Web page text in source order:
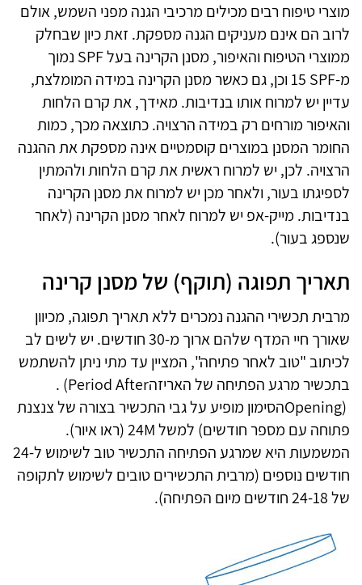
מוצרי טיפוח רבים מכילים מרכיבי הגנה מפני השמש, אולם
לרוב הם אינם מעניקים הגנה מספקת. זאת כיון שבחלק
ממוצרי הטיפוח והאיפור, מסנן הקרינה בעלSPF נמוך
מ-SPF
15 וכן, גם כאשר מסנן הקרינה במידה המומלצת,
עדיין יש למרוח אותו בנדיבות. מאידך, את קרם הלחות
והאיפור מורחים רק במידה הרצויה. כתוצאה מכך, כמות
החומר המסנן במוצרים קוסמטיים אינה מספקת את ההגנה
הרצויה. לכן, יש למרוח ראשית את קרם הלחות ולהמתין
לספיגתו בעור, ולאחר מכן יש למרוח את מסנן הקרינה
בנדיבות. מייק-אפ יש למרוח לאחר מסנן הקרינה (לאחר
שנספג בעור).
תאריך תפוגה (תוקף) של מסנן קרינה
מרבית תכשירי ההגנה נמכרים ללא תאריך תפוגה, מכיוון
שאורך חיי המדף שלהם ארוך מ-30 חודשים. יש לשים לב
לכיתוב "טוב לאחר פתיחה", המציין עד מתי ניתן להשתמש
בתכשיר מרגע הפתיחה של האריזה. (Period After
Opening)הסימון מופיע על גבי התכשיר בצורה של צנצנת
פתוחה עם מספר חודשים( למשלM
24 (ראו איור).
המשמעות היא שמרגע הפתיחה התכשיר טוב לשימוש ל-24
חודשים נוספים (מרבית התכשירים טובים לשימוש לתקופה
של 24-18 חודשים מיום הפתיחה)
.